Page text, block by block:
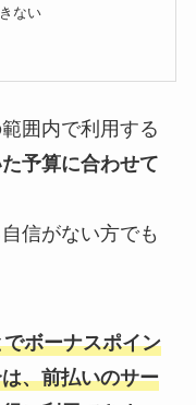
ない
囲内で利用する
予算に合わせて
信がない方でも
ボーナスポイン
、前払いのサー